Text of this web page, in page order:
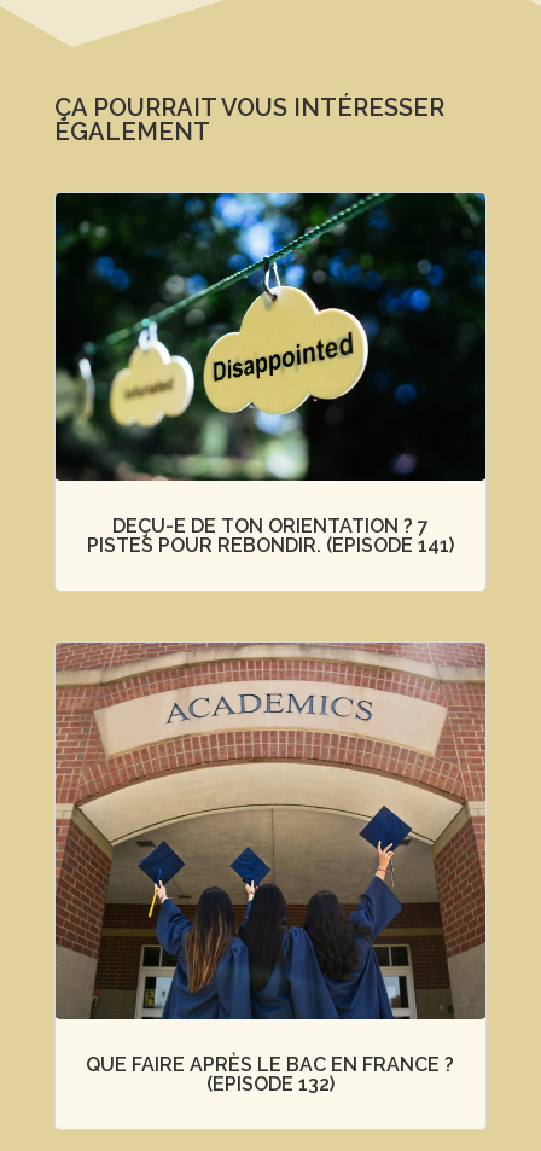
ÇA POURRAIT VOUS INTÉRESSER
ÉGALEMENT
DEÇU-E DE TON ORIENTATION ? 7
PISTES POUR REBONDIR. (EPISODE 141)
QUE FAIRE APRÈS LE BAC EN FRANCE ?
(EPISODE 132)